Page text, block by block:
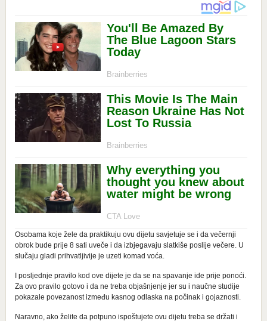
Osobama koje žele da praktikuju ovu dijetu savjetuje se i da večernji
obrok bude prije 8 sati uveče i da izbjegavaju slatkiše poslije večere. U
slučaju gladi prihvatljivije je uzeti komad voća.
I posljednje pravilo kod ove dijete je da se na spavanje ide prije ponoći.
Za ovo pravilo gotovo i da ne treba objašnjenje jer su i naučne studije
pokazale povezanost između kasnog odlaska na počinak i gojaznosti.
Naravno, ako želite da potpuno ispoštujete ovu dijetu treba se držati i